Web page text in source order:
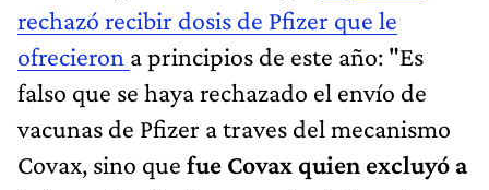
rechazó recibir dosis de Pfizer que le
ofrecieron a principios de este año: "Es
falso que se haya rechazado el envío de
vacunas de Pfizer a traves del mecanismo
Covax, sino que fue Covax quien excluyó a